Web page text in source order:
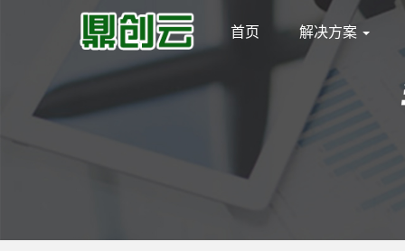
首页 解决方案